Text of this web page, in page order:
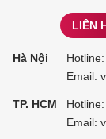
LIÊN
Hà Nội Hotline:
Email:
TP. HCM Hotline:
Email: